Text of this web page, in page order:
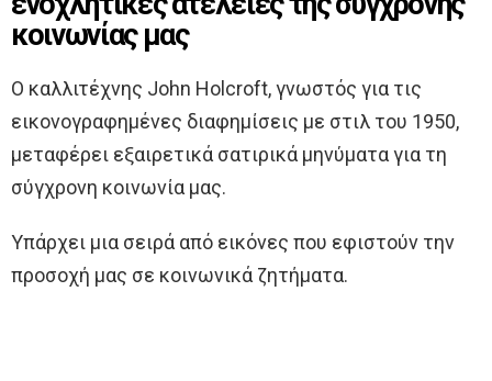
κοινωνίας μας
Ο καλλιτέχνης John Holcroft, γνωστός για τις
εικονογραφημένες διαφημίσεις με στιλ του 1950,
μεταφέρει εξαιρετικά σατιρικά μηνύματα για τη
σύγχρονη κοινωνία μας.
Υπάρχει μια σειρά από εικόνες που εφιστούν την
προσοχή μας σε κοινωνικά ζητήματα.